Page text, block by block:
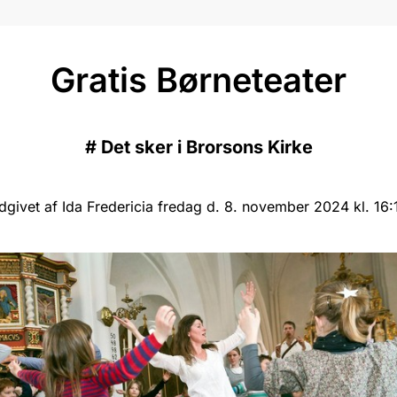
Gratis Børneteater
# Det sker i Brorsons Kirke
af Ida Fredericia fredag d. 8. november 2024 kl.